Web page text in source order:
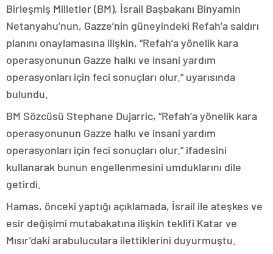
Birleşmiş Milletler (BM), İsrail Başbakanı Binyamin
Netanyahu’nun, Gazze’nin güneyindeki Refah’a saldırı
planını onaylamasına ilişkin, “Refah’a yönelik kara
operasyonunun Gazze halkı ve insani yardım
operasyonları için feci sonuçları olur.” uyarısında
bulundu.
BM Sözcüsü Stephane Dujarric, “Refah’a yönelik kara
operasyonunun Gazze halkı ve insani yardım
operasyonları için feci sonuçları olur.” ifadesini
kullanarak bunun engellenmesini umduklarını dile
getirdi.
Hamas, önceki yaptığı açıklamada, İsrail ile ateşkes ve
esir değişimi mutabakatına ilişkin teklifi Katar ve
Mısır’daki arabuluculara ilettiklerini duyurmuştu.